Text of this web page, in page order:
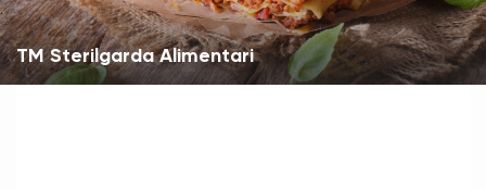
ТМ Sterilgarda Alimentari